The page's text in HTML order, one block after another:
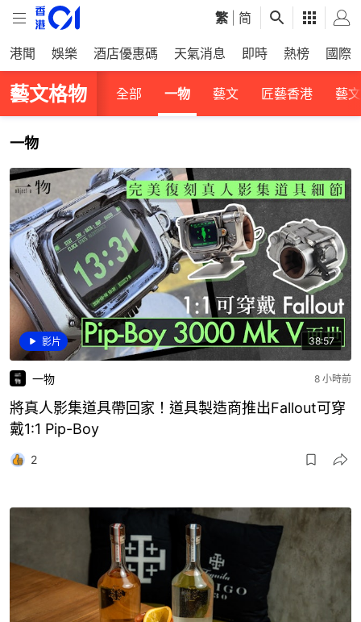
繁 简
港聞 娛樂 酒店優惠碼 天氣消息 即時 熱榜 國際
藝文格物 全部 一物 藝文 匠藝香港 藝
一物
影片 38:57
一物 8 小時前
將真人影集道具帶回家！道具製造商推出Fallout可穿
戴1:1 Pip-Boy
2